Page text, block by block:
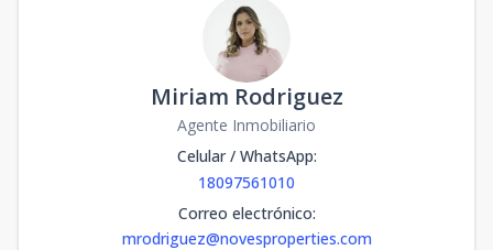
Miriam Rodriguez
Agente Inmobiliario
Celular / WhatsApp:
18097561010
Correo electrónico:
mrodriguez@novesproperties.com